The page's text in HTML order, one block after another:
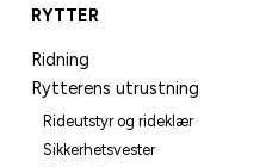
RYTTER
Ridning
Rytterens utrustning
Rideutstyr og rideklær
Sikkerhetsvester